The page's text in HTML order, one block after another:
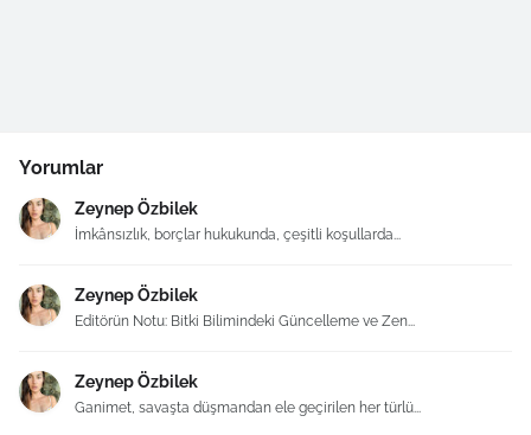
Yorumlar
Zeynep Özbilek
İmkânsızlık, borçlar hukukunda, çeşitli koşullarda...
Zeynep Özbilek
Editörün Notu: Bitki Bilimindeki Güncelleme ve Zen...
Zeynep Özbilek
Ganimet, savaşta düşmandan ele geçirilen her türlü...